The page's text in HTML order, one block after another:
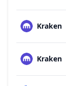
Kraken
Kraken